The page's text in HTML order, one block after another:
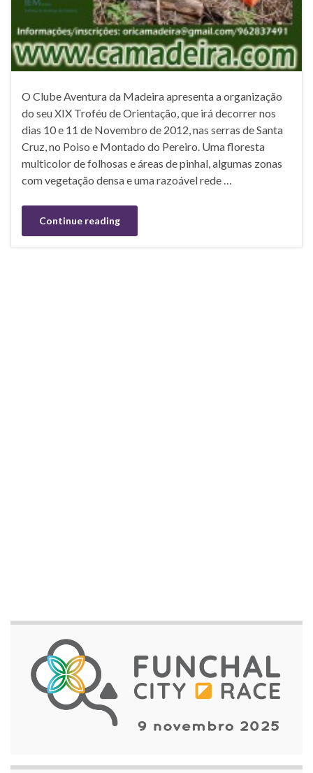
O Clube Aventura da Madeira apresenta a organização
do seu XIX Troféu de Orientação, que irá decorrer nos
dias 10 e 11 de Novembro de 2012, nas serras de Santa
Cruz, no Poiso e Montado do Pereiro. Uma floresta
multicolor de folhosas e áreas de pinhal, algumas zonas
com vegetação densa e uma razoável rede …
Continue reading